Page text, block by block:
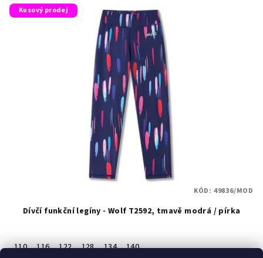
Kusový prodej
Dívčí funkční legíny - Wolf T2592, tmavě modrá / pírka
110 116 122 128 134
140
KÓD: 49836/MOD